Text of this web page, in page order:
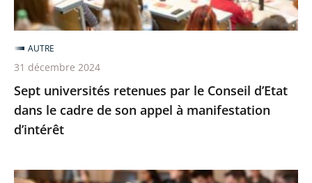
le
cadre
de
son
appel
à
manifestation
Sept universités retenues par le Conseil d’Etat
dans le cadre de son appel à manifestation
d’intérêt
AUTRE
31 décembre 2024
[Nouveau]